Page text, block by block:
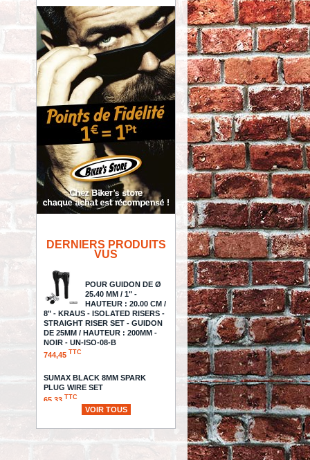
DERNIERS PRODUITS
VUS
POUR GUIDON DE Ø
25.40 MM / 1" -
HAUTEUR : 20.00 CM /
8" - KRAUS - ISOLATED RISERS -
STRAIGHT RISER SET - GUIDON
DE 25MM / HAUTEUR : 200MM -
NOIR - UN-ISO-08-B
744,45 TTC
SUMAX BLACK 8MM SPARK
PLUG WIRE SET
65,33 TTC
PRIMAIRE INTERNE
VOIR TOUS